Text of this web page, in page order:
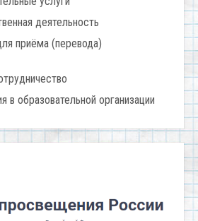
деятельность
приёма (перевода)
в образовательной организации